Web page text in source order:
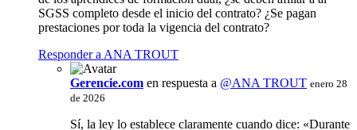
SGSS completo desde el inicio del contrato? ¿Se pagan
prestaciones por toda la vigencia del contrato?
Responder a ANA TROUT
Gerencie.com en respuesta a @ANA TROUT enero 28
de 2026
Sí, la ley lo establece claramente cuando dice: «Durante